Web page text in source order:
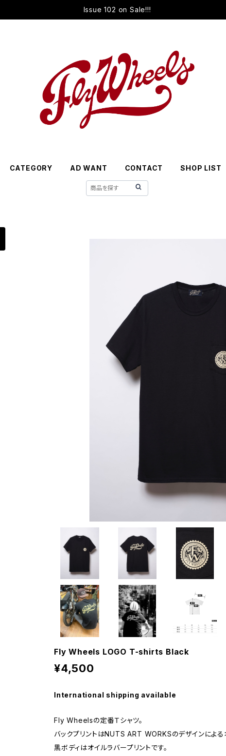
Issue 102 on Sale!!!
CATEGORY AD WANT CONTACT SHOP LIST
Fly Wheels LOGO T-shirts Black
¥4,500
International shipping available
Fly Wheelsの定番Ｔシャツ。
バックプリントはNUTS ART WORKSのデザインによる
黒ボディはオイルラバープリントです。